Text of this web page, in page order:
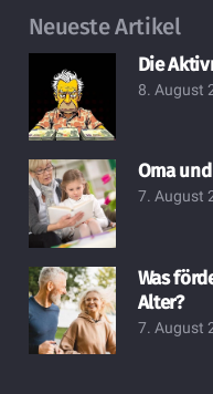
Neueste Artikel
Die
8. August
Oma
7. August
Was
Alter?
7. August